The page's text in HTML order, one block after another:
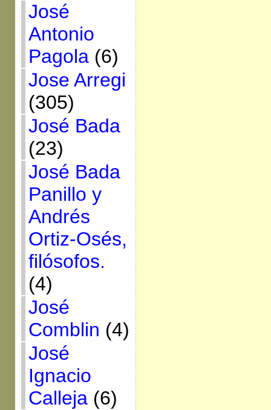
José
Antonio
Pagola(6)
Jose Arregi
(305)
José Bada
(23)
José Bada
Panillo y
Andrés
Ortiz-Osés,
filósofos.
(4)
José
Comblin (4)
José
Ignacio
Calleja(6)